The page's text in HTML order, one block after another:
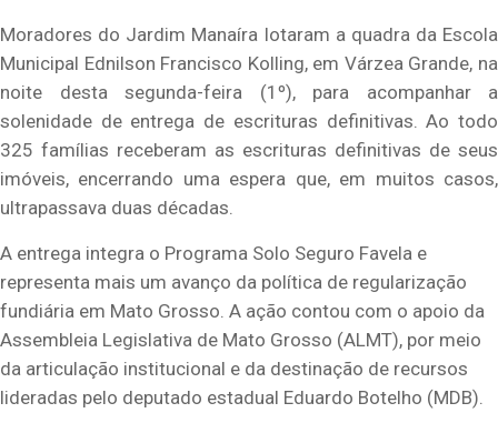
Moradores do Jardim Manaíra lotaram a quadra da Escola
Municipal Ednilson Francisco Kolling, em Várzea Grande, na
noite desta segunda-feira (1º), para acompanhar a
solenidade de entrega de escrituras definitivas. Ao todo
325 famílias receberam as escrituras definitivas de seus
imóveis, encerrando uma espera que, em muitos casos,
ultrapassava duas décadas.
A entrega integra o Programa Solo Seguro Favela e
representa mais um avanço da política de regularização
fundiária em Mato Grosso. A ação contou com o apoio da
Assembleia Legislativa de Mato Grosso (ALMT), por meio
da articulação institucional e da destinação de recursos
lideradas pelo deputado estadual Eduardo Botelho (MDB).